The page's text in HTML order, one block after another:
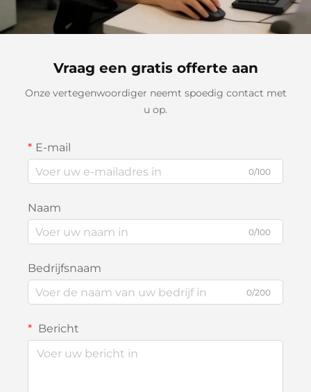
Vraag een gratis offerte aan
Onze vertegenwoordiger neemt spoedig contact met
u op.
E-mail
0/100
Naam
0/100
Bedrijfsnaam
0/200
Bericht